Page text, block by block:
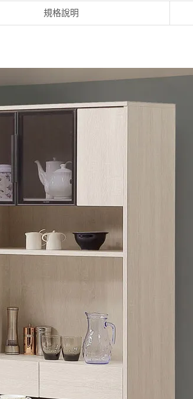
規格說明